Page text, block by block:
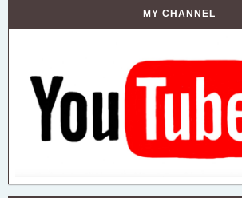
MY CHANNEL